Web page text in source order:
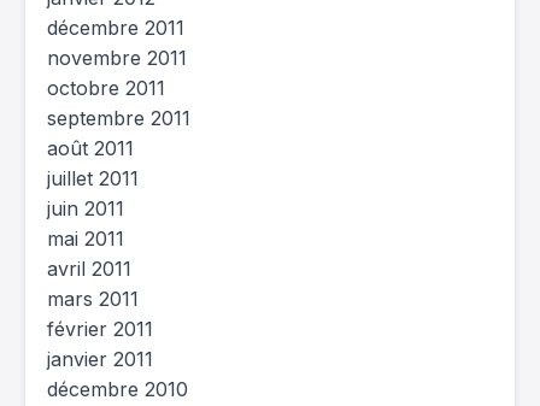
décembre 2011
novembre 2011
octobre 2011
septembre 2011
août 2011
juillet 2011
juin 2011
mai 2011
avril 2011
mars 2011
février 2011
janvier 2011
décembre 2010